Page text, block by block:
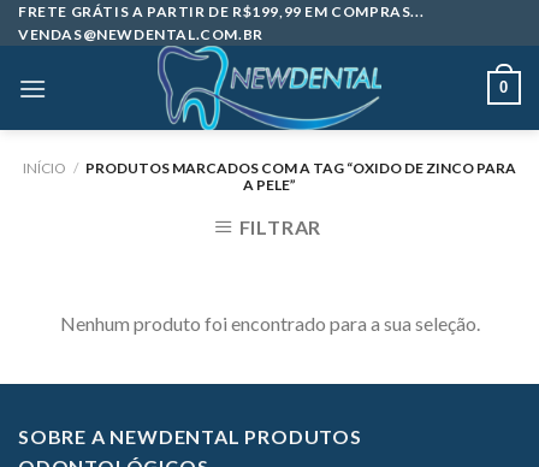
Skip
to
FRETE GRÁTIS A PARTIR DE R$199,99 EM COMPRAS...
VENDAS@NEWDENTAL.COM.BR
0
INÍCIO / PRODUTOS MARCADOS COM A TAG “OXIDO DE ZINCO PARA
A PELE”
FILTRAR
Nenhum produto foi encontrado para a sua seleção.
SOBRE A NEWDENTAL PRODUTOS